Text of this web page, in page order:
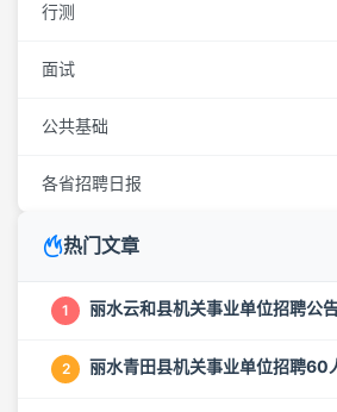
行测
面试
公共基础
各省招聘日报
热门文章
1 丽水云和县机关事业单位招聘公
2 丽水青田县机关事业单位招聘60